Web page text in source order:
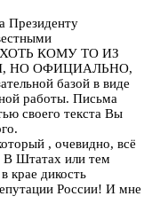
ХОТЬ КОМУ ТО ИЗ
НО ОФИЦИАЛЬНО,
базой в виде
работы. Письма
своего текста Вы
, очевидно, всё
В Штатах или тем
крае дикость
России! И мне